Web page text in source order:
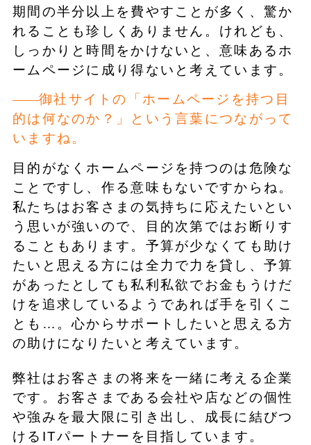
期間の半分以上を費やすことが多く、驚か
れることも珍しくありません。けれども、
しっかりと時間をかけないと、意味あるホ
ームページに成り得ないと考えています。
御社サイトの「ホームページを持つ目
的は何なのか？」という言葉につながって
いますね。
目的がなくホームページを持つのは危険な
ことですし、作る意味もないですからね。
私たちはお客さまの気持ちに応えたいとい
う思いが強いので、目的次第ではお断りす
ることもあります。予算が少なくても助け
たいと思える方には全力で力を貸し、予算
があったとしても私利私欲でお金もうけだ
けを追求しているようであれば手を引くこ
とも…。心からサポートしたいと思える方
の助けになりたいと考えています。
弊社はお客さまの将来を一緒に考える企業
です。お客さまである会社や店などの個性
や強みを最大限に引き出し、成長に結びつ
けるITパートナーを目指しています。